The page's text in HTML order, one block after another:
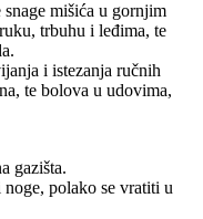
mišića u gornjim
trbuhu i leđima, te
i istezanja ručnih
te bolova u udovima,
gazišta.
polako se vratiti u